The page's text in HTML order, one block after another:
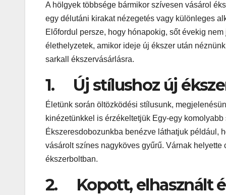
A hölgyek többsége bármikor szívesen vásárol
egy délutáni kirakat nézegetés vagy különleges
Előfordul persze, hogy hónapokig, sőt évekig
élethelyzetek, amikor ideje új ékszer után
sarkall ékszervásárlásra.
1. Új stílushoz új
Életünk során öltözködési stílusunk,
kinézetünkkel is érzékeltetjük Egy-egy
Ékszeresdobozunkba benézve láthatjuk például,
vásárolt színes nagyköves gyűrű. Várnak helyette
ékszerboltban.
2. Kopott, elhasznált